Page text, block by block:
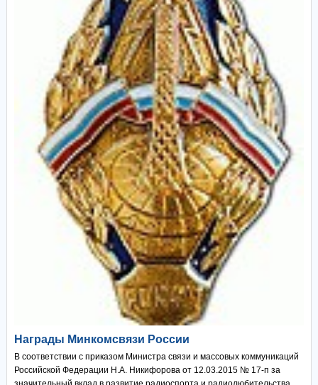
Награды Минкомсвязи России
В соответствии с приказом Министра связи и массовых коммуникаций
Российской Федерации Н.А. Никифорова от 12.03.2015 № 17-п за